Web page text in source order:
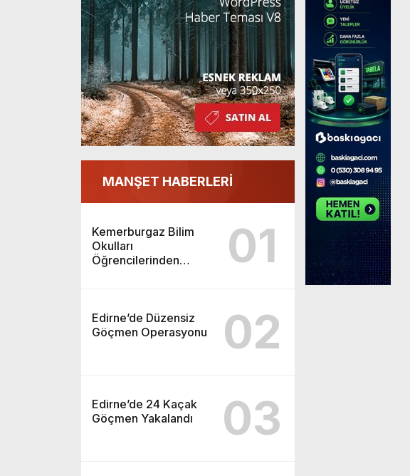
MANŞET HABERLERİ
Kemerburgaz Bilim
Okulları
Öğrencilerinden
01
Edirne’de Düzensiz
Göçmen Operasyonu
02
Edirne’de 24 Kaçak
Göçmen Yakalandı
03